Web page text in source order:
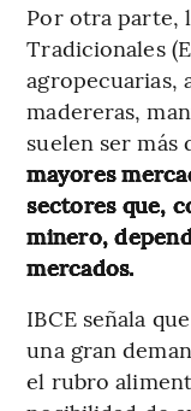
Por otra parte,
Tradicionales
agropecuarias,
madereras,
suelen ser
mayores
sectores que,
minero,
mercados.
IBCE señala
una gran
el rubro